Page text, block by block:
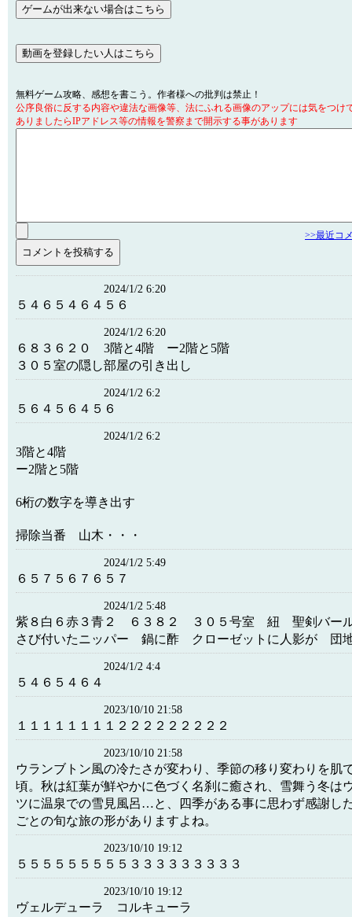
無料ゲーム攻略、感想を書こう。作者様への批判は禁止！
公序良俗に反する内容や違法な画像等、法にふれる画像のアップには気をつけ
ありましたらIPアドレス等の情報を警察まで開示する事があります
>>最近コ
2024/1/2 6:20
５４６５４６４５６
2024/1/2 6:20
６８３６２０ 3階と4階 ー2階と5階
３０５室の隠し部屋の引き出し
2024/1/2 6:2
５６４５６４５６
2024/1/2 6:2
3階と4階
ー2階と5階
6桁の数字を導き出す
掃除当番 山木・・・
2024/1/2 5:49
６５７５６７６５７
2024/1/2 5:48
紫８白６赤３青２ ６３８２ ３０５号室 紐 聖剣バ
さび付いたニッパー 鍋に酢 クローゼットに人影が 団
2024/1/2 4:4
５４６５４６４
2023/10/10 21:58
１１１１１１１１２２２２２２２２２
2023/10/10 21:58
ウランブトン風の冷たさが変わり、季節の移り変わりを肌
頃。秋は紅葉が鮮やかに色づく名刹に癒され、雪舞う冬は
ツに温泉での雪見風呂…と、四季がある事に思わず感謝し
ごとの旬な旅の形がありますよね。
2023/10/10 19:12
５５５５５５５５５３３３３３３３３３
2023/10/10 19:12
ヴェルデューラ コルキューラ